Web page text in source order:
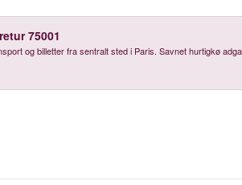
75001
og billetter fra sentralt sted i Paris. Savnet hurtigkø